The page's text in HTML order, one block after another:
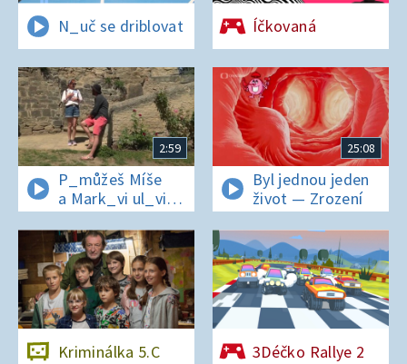
N_uč se driblovat Íčkovaná
2:59
P_můžeš Míše
a Mark_vi ul_vit
hesl_ na zámku
v Nelahezevsi?
25:08
Byl jednou jeden
život — Zrození
Kriminálka 5.C 3Déčko Rallye 2